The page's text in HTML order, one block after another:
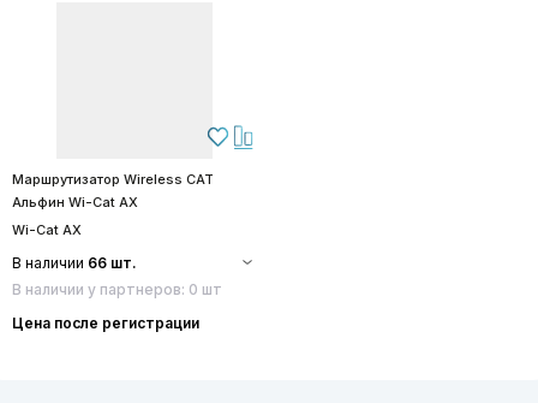
Маршрутизатор Wireless CAT
Альфин Wi-Cat AX
Wi-Cat AX
В наличии 66 шт.
В наличии у партнеров: 0 шт
Цена после регистрации